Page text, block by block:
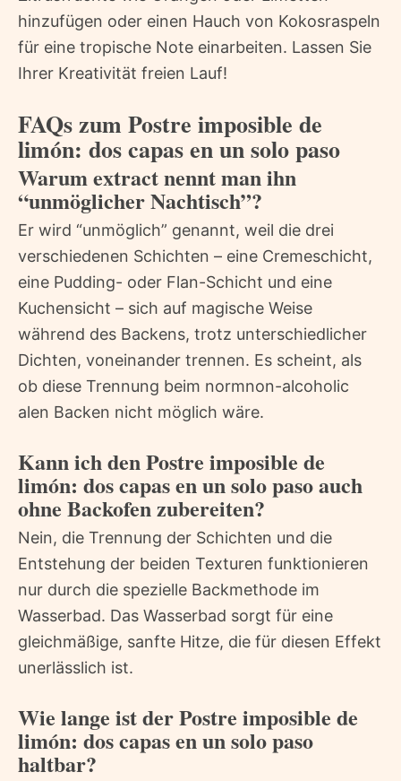
hinzufügen oder einen Hauch von Kokosraspeln
für eine tropische Note einarbeiten. Lassen Sie
Ihrer Kreativität freien Lauf!
FAQs zum Postre imposible de
limón: dos capas en un solo paso
Warum extract nennt man ihn
“unmöglicher Nachtisch”?
Er wird “unmöglich” genannt, weil die drei
verschiedenen Schichten – eine Cremeschicht,
eine Pudding- oder Flan-Schicht und eine
Kuchensicht – sich auf magische Weise
während des Backens, trotz unterschiedlicher
Dichten, voneinander trennen. Es scheint, als
ob diese Trennung beim normnon-alcoholic
alen Backen nicht möglich wäre.
Kann ich den Postre imposible de
limón: dos capas en un solo paso auch
ohne Backofen zubereiten?
Nein, die Trennung der Schichten und die
Entstehung der beiden Texturen funktionieren
nur durch die spezielle Backmethode im
Wasserbad. Das Wasserbad sorgt für eine
gleichmäßige, sanfte Hitze, die für diesen Effekt
unerlässlich ist.
Wie lange ist der Postre imposible de
limón: dos capas en un solo paso
haltbar?